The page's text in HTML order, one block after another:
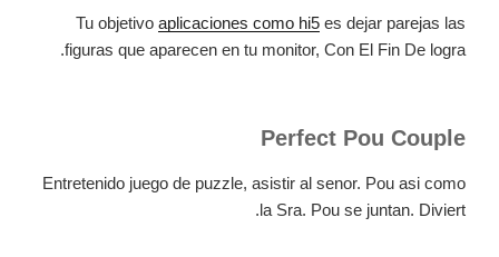
Tu objetivo aplicaciones como hi5 es dejar parejas las
figuras que aparecen en tu monitor, Con El Fin De logra.
Perfect Pou Couple
Entretenido juego de puzzle, asistir al senor. Pou asi como
la Sra. Pou se juntan. Diviert.